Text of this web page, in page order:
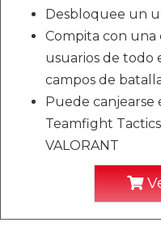
Desbloquee un
Compita con
usuarios de
campos de
Puede canjearse
Teamfight
VALORANT